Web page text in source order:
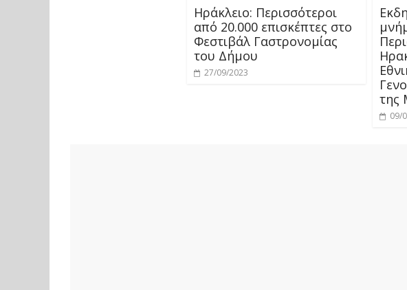
Ηράκλειο: Περισσότεροι
από 20.000 επισκέπτες στο
Φεστιβάλ Γαστρονομίας
του Δήμου
27/09/2023
της
09/